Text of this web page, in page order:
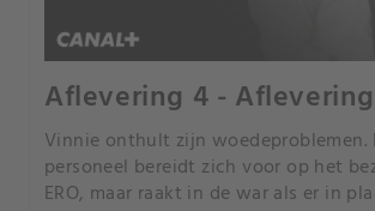
Aflevering 4 -
Vinnie onthult zijn woedeproblemen.
personeel bereidt zich voor op het
ERO, maar raakt in de war als er in